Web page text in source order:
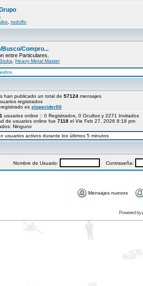
rodolfo
Busco/Compro...
entre Particulares.
Heavy Metal Master
han publicado un total de 57124 mensajes
registrados
es sloperider00
usuarios online :: 0 Registrados, 0 Ocultos y 2271
de usuarios online fue 7118 el Vie Feb 27, 2026 8:18 pm
Ninguno
usuarios activos durante los últimos 5 minutos
Nombre de Usuario: Contraseña:
Mensajes nuevos
Powered by